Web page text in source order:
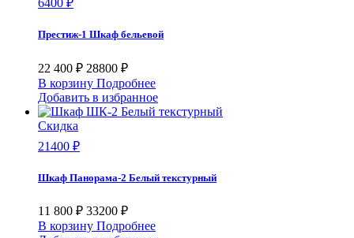
6400 ₽
Престиж-1 Шкаф бельевой
22 400 ₽ 28800 ₽
В корзину Подробнее
Добавить в избранное
Скидка
21400 ₽
Шкаф Панорама-2 Белый текстурный
11 800 ₽ 33200 ₽
В корзину Подробнее